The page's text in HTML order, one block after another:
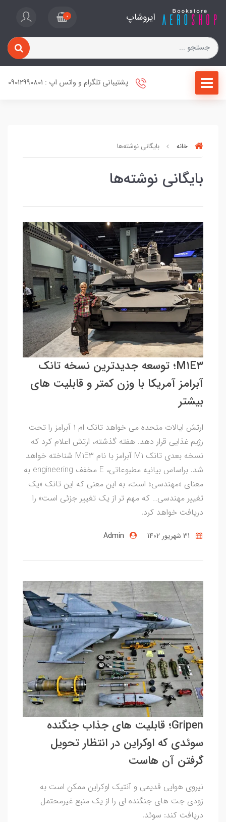
ایروشاپ 0
پشتیبانی تلگرام و واتس اپ : 09012990801
خانه بایگانی نوشته‌ها
بایگانی نوشته‌ها
M۱E۳؛ توسعه جدیدترین نسخه تانک
آبرامز آمریکا با وزن کمتر و قابلیت های
بیشتر
ارتش ایالات متحده می خواهد تانک ام ۱ آبرامز را تحت
رژیم غذایی قرار دهد. هفته گذشته، ارتش اعلام کرد که
نسخه بعدی تانک M۱ آبرامز با نام M۱E۳ شناخته خواهد
شد. براساس بیانیه مطبوعاتی، E مخفف engineering به
معنای «مهندسی» است، به این معنی که این تانک «یک
تغییر مهندسی… که مهم تر از یک تغییر جزئی است» را
دریافت خواهد کرد.
Admin
Gripen؛ قابلیت های جذاب جنگنده
سوئدی که اوکراین در انتظار تحویل
گرفتن آن هاست
نیروی هوایی قدیمی و آنتیک اوکراین ممکن است به
زودی جت های جنگنده ای را از یک منبع غیرمحتمل
دریافت کند: سوئد.